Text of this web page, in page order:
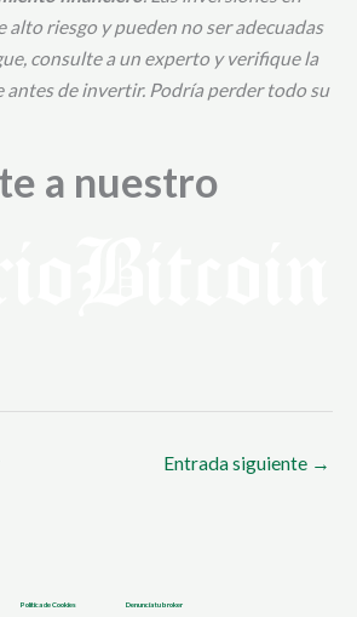
riesgo y pueden no ser adecuadas
consulte a un experto y verifique la
antes de invertir. Podría perder todo su
a nuestro
Entrada siguiente →
Política de Cookies Denuncia tu broker